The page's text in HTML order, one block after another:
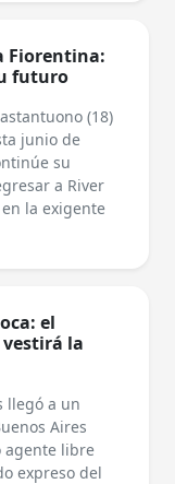
Fiorentina:
futuro
(18)
junio de
su
a River
la exigente
el
la
llegó a un
Aires
agente libre
expreso del